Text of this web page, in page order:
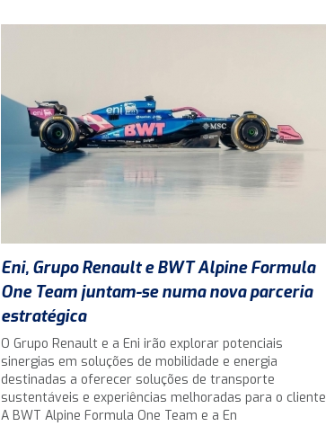
Eni, Grupo Renault e BWT Alpine Formula
One Team juntam-se numa nova parceria
estratégica
O Grupo Renault e a Eni irão explorar potenciais
sinergias em soluções de mobilidade e energia
destinadas a oferecer soluções de transporte
sustentáveis e experiências melhoradas para o cliente
A BWT Alpine Formula One Team e a En